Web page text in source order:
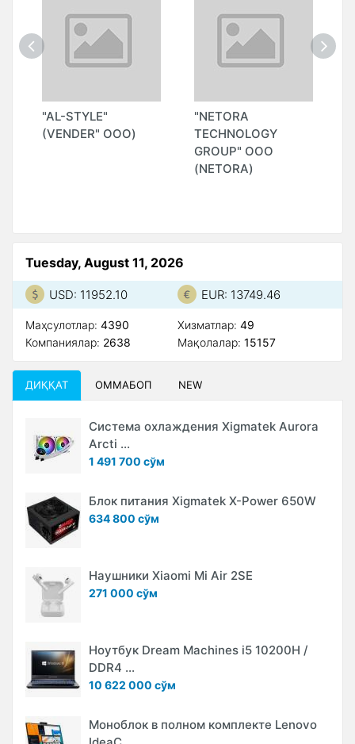
"AL-STYLE"
(VENDER" ООО)
"NETORA
TECHNOLOGY
GROUP" ООО
(NETORA)
Tuesday, August 11, 2026
USD: 11952.10 EUR: 13749.46
Маҳсулотлар: 4390
Компаниялар: 2638
Xизматлар: 49
Мақолалар: 15157
ДИҚҚАТ ОММАБОП NEW
Система охлаждения Xigmatek Aurora
Arcti ...
1 491 700 сўм
Блок питания Xigmatek X-Power 650W
634 800 сўм
Наушники Xiaomi Mi Air 2SE
271 000 сўм
Ноутбук Dream Machines i5 10200H /
DDR4 ...
10 622 000 сўм
Моноблок в полном комплекте Lenovo